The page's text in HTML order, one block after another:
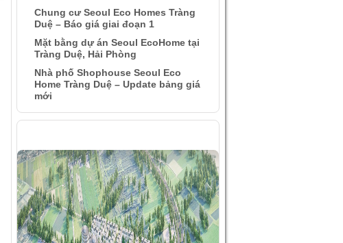
Chung cư Seoul Eco Homes Tràng
Duệ – Báo giá giai đoạn 1
Mặt bằng dự án Seoul EcoHome tại
Tràng Duệ, Hải Phòng
Nhà phố Shophouse Seoul Eco
Home Tràng Duệ – Update bảng giá
mới